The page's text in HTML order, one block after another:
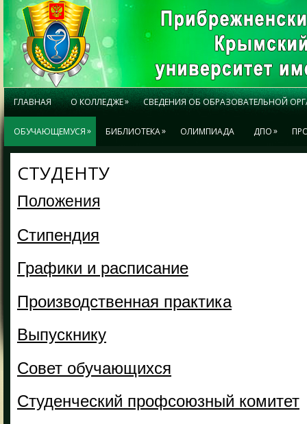
ГЛАВНАЯ О КОЛЛЕДЖЕ» СВЕДЕНИЯ ОБ ОБРАЗОВАТЕЛЬНОЙ
ОБУЧАЮЩЕМУСЯ» БИБЛИОТЕКА» ОЛИМПИАДА ДПО»
СТУДЕНТУ
Положения
Стипендия
Графики и расписание
Производственная практика
Выпускнику
Совет обучающихся
Студенческий профсоюзный комитет